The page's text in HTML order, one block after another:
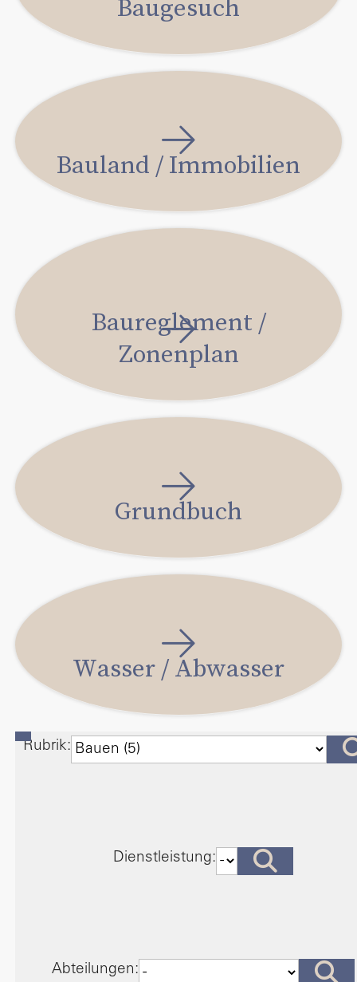
Rubrik:
Dienstleistung:
Abteilungen:
Baugesuch
Bauland / Immobilien
Baureglement /
Zonenplan
Grundbuch
Wasser / Abwasser